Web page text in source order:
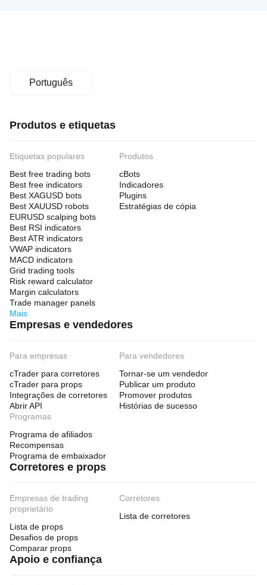
Português
Produtos e etiquetas
Etiquetas populares
Best free trading bots
Best free indicators
Best XAGUSD bots
Best XAUUSD robots
EURUSD scalping bots
Best RSI indicators
Best ATR indicators
VWAP indicators
MACD indicators
Grid trading tools
Risk reward calculator
Margin calculators
Trade manager panels
Mais
Produtos
cBots
Indicadores
Plugins
Estratégias de cópia
Empresas e vendedores
Para empresas
cTrader para corretores
cTrader para props
Integrações de corretores
Abrir API
Para vendedores
Tornar-se um vendedor
Publicar um produto
Promover produtos
Histórias de sucesso
Programas
Programa de afiliados
Recompensas
Programa de embaixador
Corretores e props
Empresas de trading
proprietário
Lista de props
Desafios de props
Comparar props
Corretores
Lista de corretores
Apoio e confiança